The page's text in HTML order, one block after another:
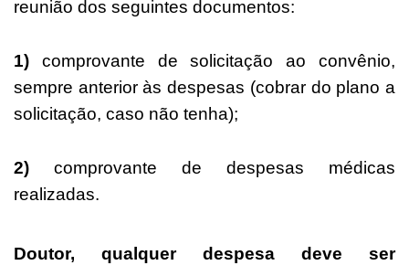
reunião dos seguintes documentos:
1) comprovante de solicitação ao convênio,
sempre anterior às despesas (cobrar do plano a
solicitação, caso não tenha);
2) comprovante de despesas médicas
realizadas.
Doutor, qualquer despesa deve ser